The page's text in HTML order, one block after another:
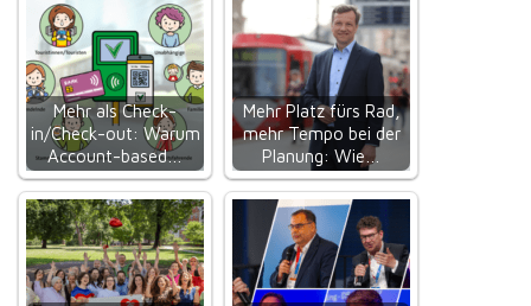
Mehr als Check-
in/Check-out: Warum
Account-based…
Mehr Platz fürs Rad,
mehr Tempo bei der
Planung: Wie…